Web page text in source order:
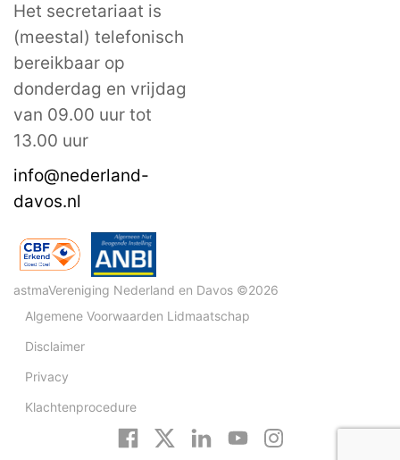
Het secretariaat is
(meestal) telefonisch
bereikbaar op
donderdag en vrijdag
van 09.00 uur tot
13.00 uur
info@nederland-
davos.nl
astmaVereniging Nederland en Davos ©2026
Algemene Voorwaarden Lidmaatschap
Disclaimer
Privacy
Klachtenprocedure